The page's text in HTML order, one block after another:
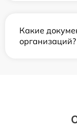
Какие
организаций?